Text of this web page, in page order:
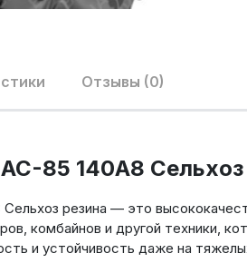
Отзывы (0)
85 140A8
резина — это
комбайнов и другой техники,
и устойчивость даже на